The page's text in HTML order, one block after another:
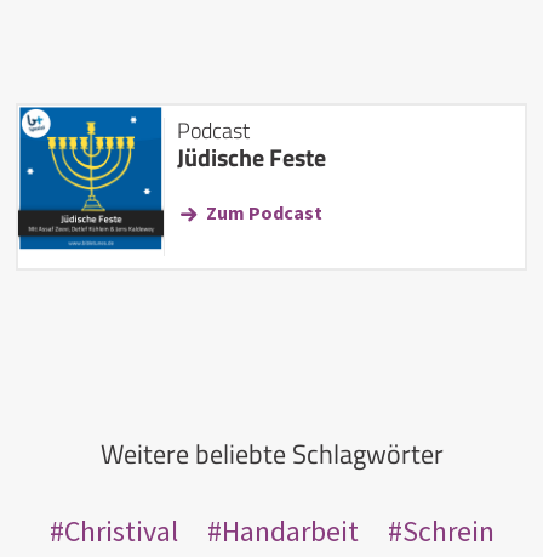
Podcast
Jüdische Feste
Zum Podcast
Weitere beliebte Schlagwörter
Christival Handarbeit
Schrein